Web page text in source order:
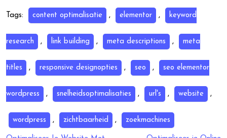
Tags: content optimalisatie , elementor , keyword
research , link building , meta descriptions , meta
titles , responsive designopties , seo , seo elementor
wordpress , snelheidsoptimalisaties , url's , website ,
wordpress , zichtbaarheid , zoekmachines